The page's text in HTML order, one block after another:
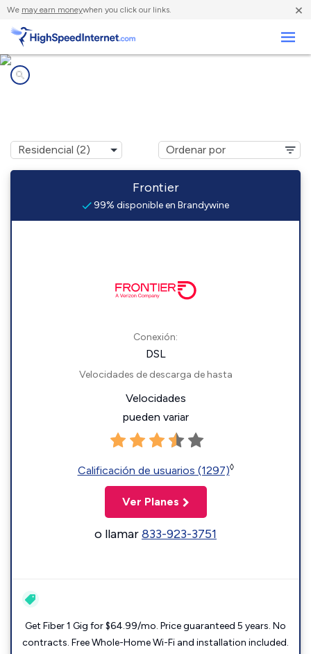
We may earn moneywhen you click our links. ×
Frontier
99% disponible en Brandywine
Conexión:
DSL
Velocidades de descarga de hasta
Velocidades
pueden variar
Calificación de usuarios (1297)◊
Ver Planes
o llamar833-923-3751
Get Fiber 1 Gig for $64.99/mo. Price guaranteed 5 years. No
contracts. Free Whole-Home Wi-Fi and installation included.